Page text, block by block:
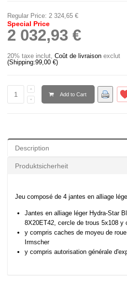
Regular Price: 2 324,65 €
Special Price
2 032,93 €
20% taxe inclut, Coût de livraison exclut
(Shipping:99,00 €)
Add to Cart
Description
Produktsicherheit
Jeu composé de 4 jantes en alliage
Jantes en alliage léger Hydra-Star
8X20ET42, cercle de trous 5x108 y
y compris caches de moyeu de
Irmscher
y compris autorisation générale